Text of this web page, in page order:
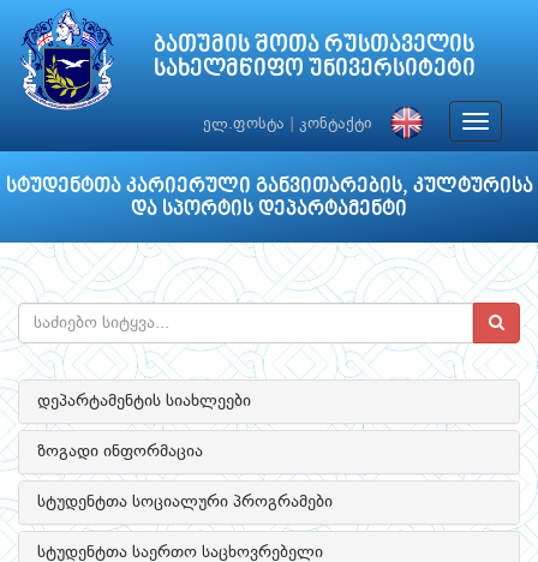
ბათუმის შოთა რუსთაველის
სახელმწიფო უნივერსიტეტი
ელ.ფოსტა კონტაქტი
Toggle
სტუდენტთა კარიერული განვითარების, კულტურისა
და სპორტის დეპარტამენტი
დეპარტამენტის სიახლეები
ზოგადი ინფორმაცია
სტუდენტთა სოციალური პროგრამები
სტუდენტთა საერთო საცხოვრებელი